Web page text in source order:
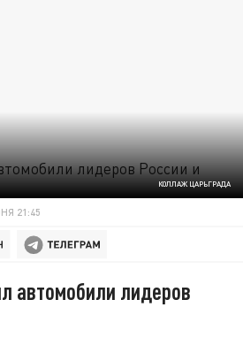
КОЛЛАЖ ЦАРЬГРАДА
21:45
автомобили лидеров